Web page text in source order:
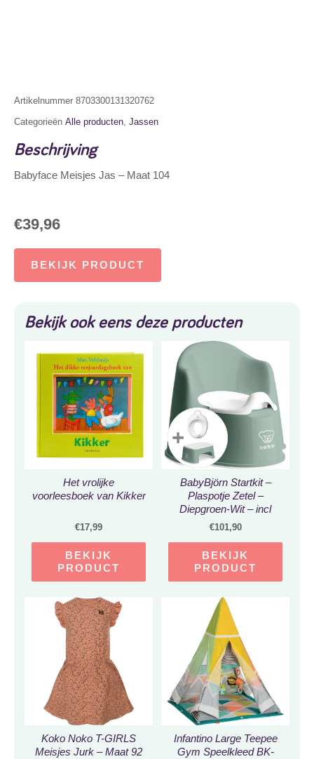
Artikelnummer 8703300131320762
Categorieën Alle producten, Jassen
Beschrijving
Babyface Meisjes Jas – Maat 104
€39,96
BEKIJK PRODUCT
Bekijk ook eens deze producten
Het vrolijke
voorleesboek van Kikker
€17,99
BEKIJK
PRODUCT
BabyBjörn Startkit –
Plaspotje Zetel –
Diepgroen-Wit – incl
Opstapkrukje –
Toilettrainer – Wit-Grijs
€101,90
BEKIJK
PRODUCT
Koko Noko T-GIRLS
Meisjes Jurk – Maat 92
Infantino Large Teepee
Gym Speelkleed BK-